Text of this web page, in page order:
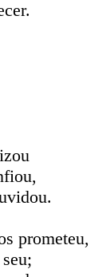
prometeu,